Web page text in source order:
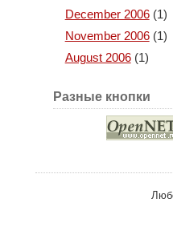
December 2006(1)
November 2006(1)
August 2006(1)
Разные кнопки